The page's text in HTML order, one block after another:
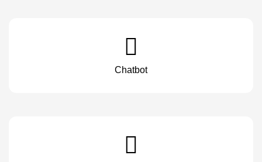
Chatbot